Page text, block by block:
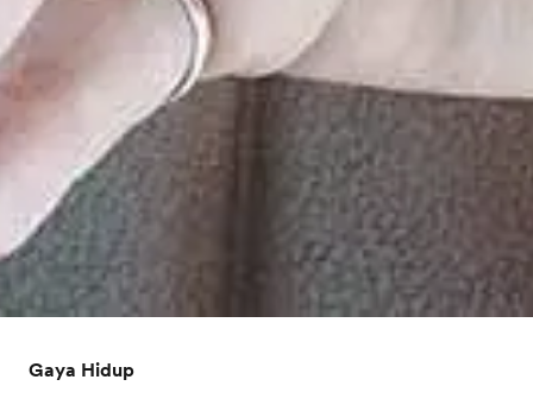
Gaya Hidup